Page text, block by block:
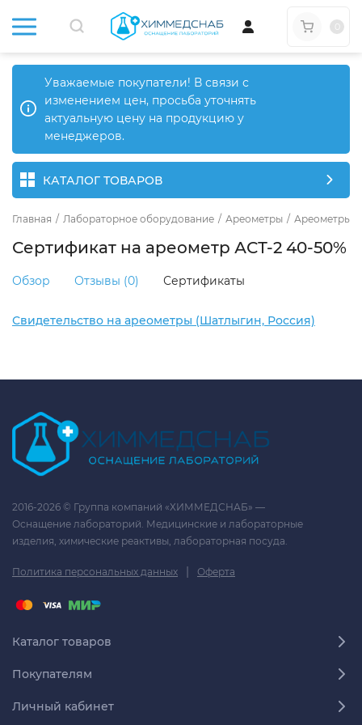
Уважаемые покупатели! В связи с
изменением цен, просьба уточнять
актуальную цену на продукцию у
менеджеров.
КАТАЛОГ ТОВАРОВ
Главная / Лабораторное оборудование / Ареометры / Ареометры
Сертификат на ареометр АСТ-2 40-50%
Обзор Отзывы (0) Сертификаты
Свидетельство на ареометры (Шатлыгин, Россия)
2016-2026 © Группа компаний «ХИММЕДСНАБ» —
Оснащение лабораторий. Медицинские и лабораторные
изделия, химические реактивы, лабораторная посуда.
Политика персональных данных | Оферта
Каталог товаров
Покупателям
Личный кабинет